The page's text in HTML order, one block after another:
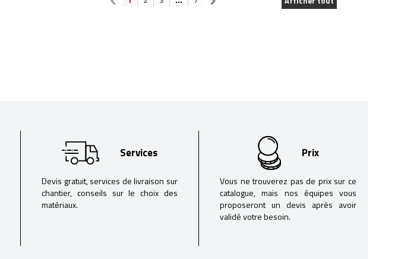
Services
Devis gratuit, services de livraison sur
chantier, conseils sur le choix des
matériaux.
Prix
Vous ne trouverez pas de prix sur ce
catalogue, mais nos équipes vous
proposeront un devis après avoir
validé votre besoin.